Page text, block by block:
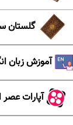
گلستان
آموزش زبان
آپارات عصر